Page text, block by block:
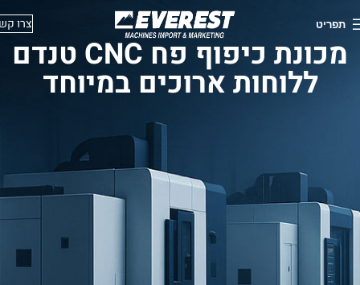
תפריט צרו
מכונת כיפוף פח CNC טנדם
ללוחות ארוכים במיוחד